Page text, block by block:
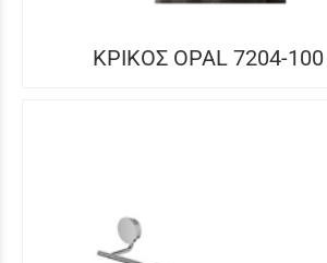
ΚΡΙΚΟΣ OPAL 7204-100